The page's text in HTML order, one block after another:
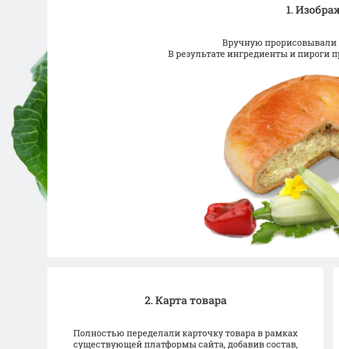
1.
Вручную прорисовывали
В результате ингредиенты и пироги
2. Карта товара
Полностью переделали карточку товара в рамках
существующей платформы сайта, добавив состав,